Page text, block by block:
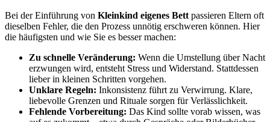
Bei der Einführung von Kleinkind eigenes Bett passieren Eltern oft
dieselben Fehler, die den Prozess unnötig erschweren können. Hier
die häufigsten und wie Sie es besser machen:
Zu schnelle Veränderung: Wenn die Umstellung über Nacht
erzwungen wird, entsteht Stress und Widerstand. Stattdessen
lieber in kleinen Schritten vorgehen.
Unklare Regeln: Inkonsistenz führt zu Verwirrung. Klare,
liebevolle Grenzen und Rituale sorgen für Verlässlichkeit.
Fehlende Vorbereitung: Das Kind sollte vorab wissen, was